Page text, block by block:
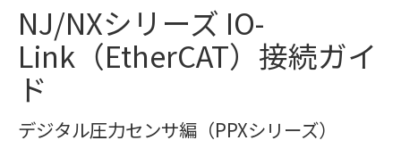
NJ/NXシリーズ IO-
Link（EtherCAT）接続ガイ
ド
デジタル圧力センサ編（PPXシリーズ）